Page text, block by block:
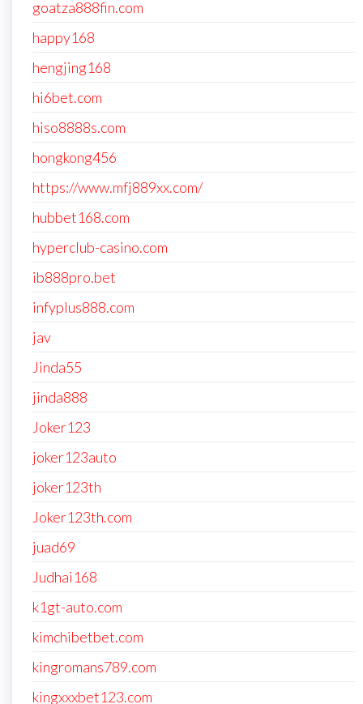
goatza888fin.com
happy168
hengjing168
hi6bet.com
hiso8888s.com
hongkong456
https://www.mfj889xx.com/
hubbet168.com
hyperclub-casino.com
ib888pro.bet
infyplus888.com
jav
Jinda55
jinda888
Joker123
joker123auto
joker123th
Joker123th.com
juad69
Judhai168
k1gt-auto.com
kimchibetbet.com
kingromans789.com
kingxxxbet123.com